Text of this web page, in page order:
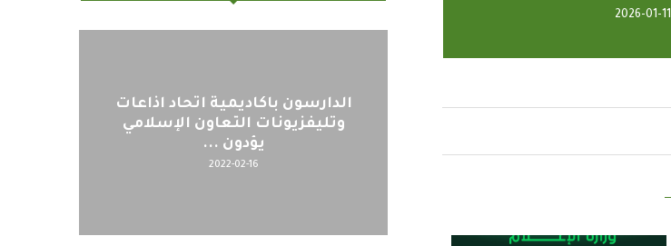
2026-01-11
الدارسون باكاديمية اتحاد اذاعات
وتليفزيونات التعاون الإسلامي
يؤدون ...
2022-02-16